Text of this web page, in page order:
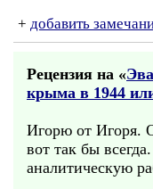
+ добавить
Рецензия на «
крыма в 1944
Игорю от Игоря.
вот так бы
аналитическую